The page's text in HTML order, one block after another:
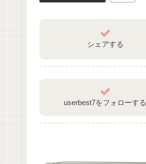
シェアする
userbest7をフォローする